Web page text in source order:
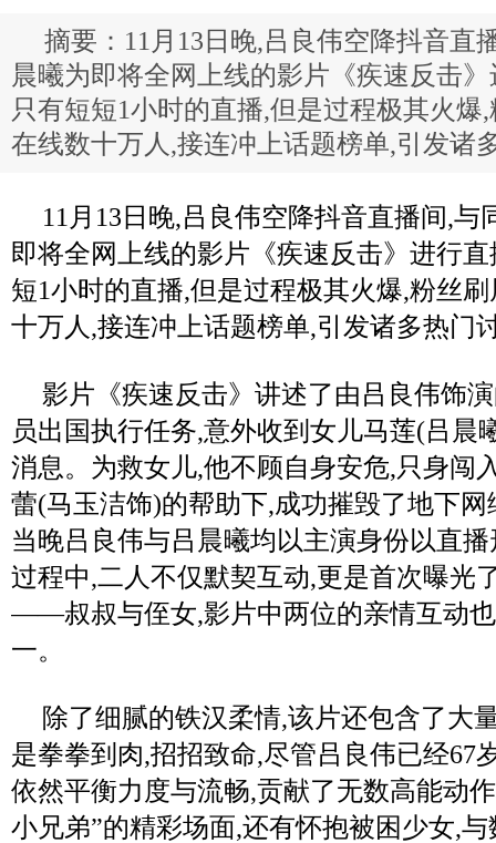
11月13日晚,吕良伟空降抖音直
晨曦为即将全网上线的影片《疾速反击
只有短短1小时的直播,但是过程极其火爆
在线数十万人,接连冲上话题榜单,引发诸
11月13日晚,吕良伟空降抖音直播间,与
即将全网上线的影片《疾速反击》进行
短1小时的直播,但是过程极其火爆,粉丝
十万人,接连冲上话题榜单,引发诸多热门
影片《疾速反击》讲述了由吕良伟饰
员出国执行任务,意外收到女儿马莲(吕晨
消息。为救女儿,他不顾自身安危,只身闯
蕾(马玉洁饰)的帮助下,成功摧毁了地下
当晚吕良伟与吕晨曦均以主演身份以直
过程中,二人不仅默契互动,更是首次曝光
——叔叔与侄女,影片中两位的亲情互动
一。
除了细腻的铁汉柔情,该片还包含了大
是拳拳到肉,招招致命,尽管吕良伟已经67
依然平衡力度与流畅,贡献了无数高能动
小兄弟”的精彩场面,还有怀抱被困少女,